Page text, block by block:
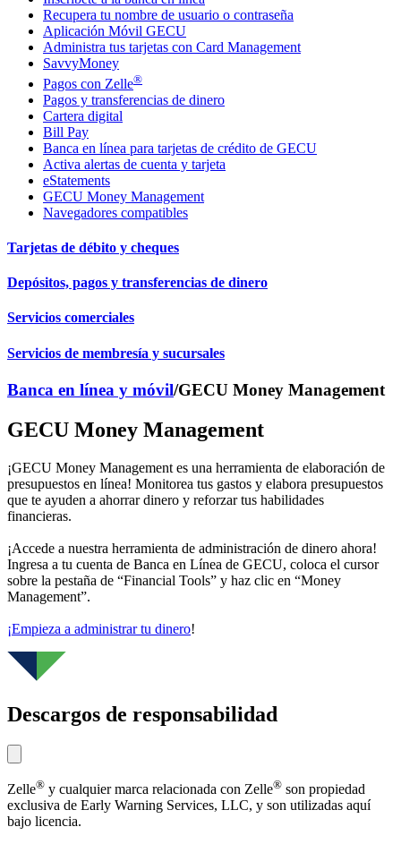
Recupera tu nombre de usuario o contraseña
Aplicación Móvil GECU
Administra tus tarjetas con Card Management
SavvyMoney
Pagos con Zelle®
Pagos y transferencias de dinero
Cartera digital
Bill Pay
Banca en línea para tarjetas de crédito de GECU
Activa alertas de cuenta y tarjeta
eStatements
GECU Money Management
Navegadores compatibles
Tarjetas de débito y cheques
Depósitos, pagos y transferencias de dinero
Servicios comerciales
Servicios de membresía y sucursales
Banca en línea y móvil/GECU Money Management
GECU Money Management
¡GECU Money Management es una herramienta de elaboración de
presupuestos en línea! Monitorea tus gastos y elabora presupuestos
que te ayuden a ahorrar dinero y reforzar tus habilidades
financieras.
¡Accede a nuestra herramienta de administración de dinero ahora!
Ingresa a tu cuenta de Banca en Línea de GECU, coloca el cursor
sobre la pestaña de “Financial Tools” y haz clic en “Money
Management”.
¡Empieza a administrar tu dinero!
Descargos de responsabilidad
Zelle® y cualquier marca relacionada con Zelle® son propiedad
exclusiva de Early Warning Services, LLC, y son utilizadas aquí
bajo licencia.